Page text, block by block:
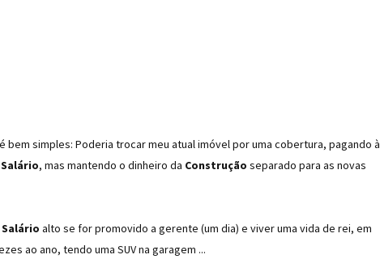
bem simples: Poderia trocar meu atual imóvel por uma cobertura, pagando à
Salário, mas mantendo o dinheiro da Construção separado para as novas
Salário alto se for promovido a gerente (um dia) e viver uma vida de rei, em
ao ano, tendo uma SUV na garagem ...